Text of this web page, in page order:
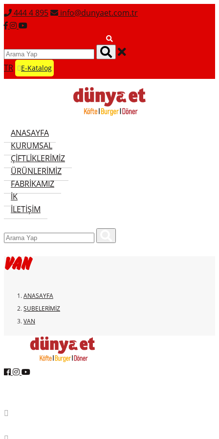
444 4 895 info@dunyaet.com.tr
TR E-Katalog
ANASAYFA
KURUMSAL
ÇIFTLIKLERIMIZ
ÜRÜNLERIMIZ
FABRIKAMIZ
İK
İLETIŞIM
VAN
ANASAYFA
ŞUBELERIMIZ
VAN